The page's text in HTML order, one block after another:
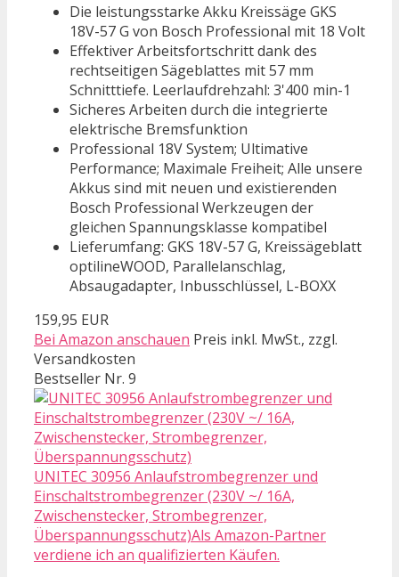
Die leistungsstarke Akku Kreissäge GKS
18V-57 G von Bosch Professional mit 18 Volt
Effektiver Arbeitsfortschritt dank des
rechtseitigen Sägeblattes mit 57 mm
Schnitttiefe. Leerlaufdrehzahl: 3'400 min-1
Sicheres Arbeiten durch die integrierte
elektrische Bremsfunktion
Professional 18V System; Ultimative
Performance; Maximale Freiheit; Alle unsere
Akkus sind mit neuen und existierenden
Bosch Professional Werkzeugen der
gleichen Spannungsklasse kompatibel
Lieferumfang: GKS 18V-57 G, Kreissägeblatt
optilineWOOD, Parallelanschlag,
Absaugadapter, Inbusschlüssel, L-BOXX
159,95 EUR
Bei Amazon anschauen Preis inkl. MwSt., zzgl.
Versandkosten
Bestseller Nr. 9
UNITEC 30956 Anlaufstrombegrenzer und
Einschaltstrombegrenzer (230V ~/ 16A,
Zwischenstecker, Strombegrenzer,
Überspannungsschutz)Als Amazon-Partner
verdiene ich an qualifizierten Käufen.